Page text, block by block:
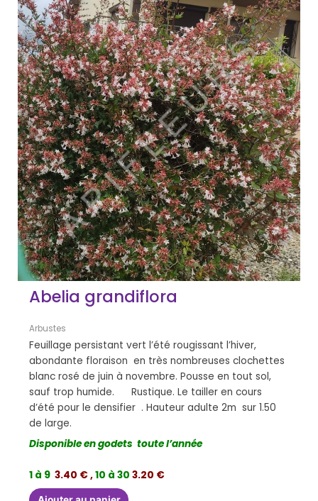
Abelia grandiflora
Arbustes
Feuillage persistant vert l’été rougissant l’hiver,
abondante floraison en très nombreuses clochettes
blanc rosé de juin à novembre. Pousse en tout sol,
sauf trop humide. Rustique. Le tailler en cours
d’été pour le densifier . Hauteur adulte 2m sur 1.50
de large.
Disponible en godets toute l’année
1 à 9 3.40 € ,10 à 30 3.20 €